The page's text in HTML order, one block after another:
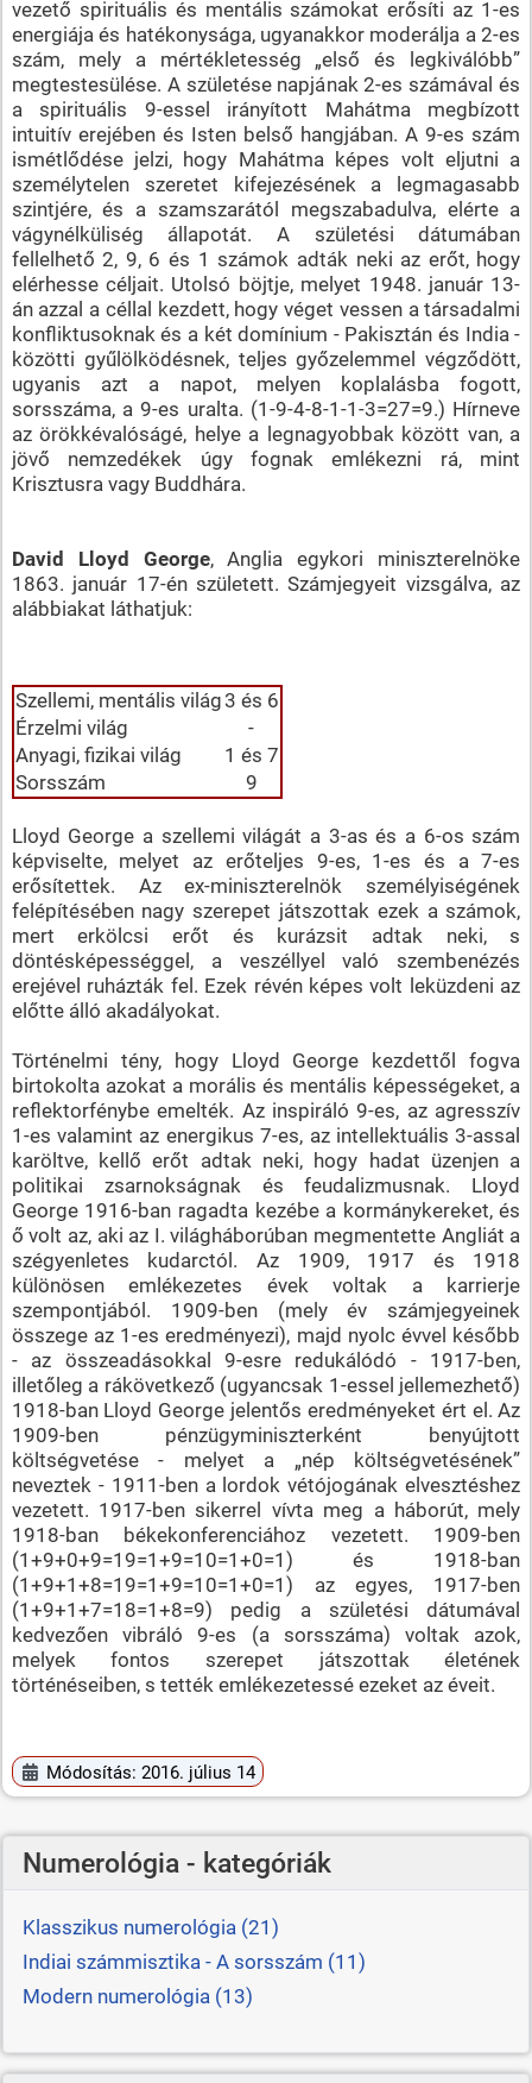
vezető spirituális és mentális számokat erősíti az 1-es
energiája és hatékonysága, ugyanakkor moderálja a 2-es
szám, mely a mértékletesség „első és legkiválóbb”
megtestesülése. A születése napjának 2-es számával és
a spirituális 9-essel irányított Mahátma megbízott
intuitív erejében és Isten belső hangjában. A 9-es szám
ismétlődése jelzi, hogy Mahátma képes volt eljutni a
személytelen szeretet kifejezésének a legmagasabb
szintjére, és a szamszarától megszabadulva, elérte a
vágynélküliség állapotát. A születési dátumában
fellelhető 2, 9, 6 és 1 számok adták neki az erőt, hogy
elérhesse céljait. Utolsó böjtje, melyet 1948. január 13-
án azzal a céllal kezdett, hogy véget vessen a társadalmi
konfliktusoknak és a két domínium - Pakisztán és India -
közötti gyűlölködésnek, teljes győzelemmel végződött,
ugyanis azt a napot, melyen koplalásba fogott,
sorsszáma, a 9-es uralta. (1-9-4-8-1-1-3=27=9.) Hírneve
az örökkévalóságé, helye a legnagyobbak között van, a
jövő nemzedékek úgy fognak emlékezni rá, mint
Krisztusra vagy Buddhára.
David Lloyd George, Anglia egykori miniszterelnöke
1863. január 17-én született. Számjegyeit vizsgálva, az
alábbiakat láthatjuk:
Szellemi, mentális világ 3 és 6
Érzelmi világ
-
Anyagi, fizikai világ
1 és 7
Sorsszám
9
Lloyd George a szellemi világát a 3-as és a 6-os szám
képviselte, melyet az erőteljes 9-es, 1-es és a 7-es
erősítettek. Az ex-miniszterelnök személyiségének
felépítésében nagy szerepet játszottak ezek a számok,
mert erkölcsi erőt és kurázsit adtak neki, s
döntésképességgel, a veszéllyel való szembenézés
erejével ruházták fel. Ezek révén képes volt leküzdeni az
előtte álló akadályokat.
Történelmi tény, hogy Lloyd George kezdettől fogva
birtokolta azokat a morális és mentális képességeket, a
reflektorfénybe emelték. Az inspiráló 9-es, az agresszív
1-es valamint az energikus 7-es, az intellektuális 3-assal
karöltve, kellő erőt adtak neki, hogy hadat üzenjen a
politikai zsarnokságnak és feudalizmusnak. Lloyd
George 1916-ban ragadta kezébe a kormánykereket, és
ő volt az, aki az I. világháborúban megmentette Angliát a
szégyenletes kudarctól. Az 1909, 1917 és 1918
különösen emlékezetes évek voltak a karrierje
szempontjából. 1909-ben (mely év számjegyeinek
összege az 1-es eredményezi), majd nyolc évvel később
- az összeadásokkal 9-esre redukálódó - 1917-ben,
illetőleg a rákövetkező (ugyancsak 1-essel jellemezhető)
1918-ban Lloyd George jelentős eredményeket ért el. Az
1909-ben pénzügyminiszterként benyújtott
költségvetése - melyet a „nép költségvetésének”
neveztek - 1911-ben a lordok vétójogának elvesztéshez
vezetett. 1917-ben sikerrel vívta meg a háborút, mely
1918-ban békekonferenciához vezetett. 1909-ben
(1+9+0+9=19=1+9=10=1+0=1) és 1918-ban
(1+9+1+8=19=1+9=10=1+0=1) az egyes, 1917-ben
(1+9+1+7=18=1+8=9) pedig a születési dátumával
kedvezően vibráló 9-es (a sorsszáma) voltak azok,
melyek fontos szerepet játszottak életének
történéseiben, s tették emlékezetessé ezeket az éveit.
Módosítás: 2016. július 14
Numerológia - kategóriák
Klasszikus numerológia (21)
Indiai számmisztika - A sorsszám (11)
Modern numerológia (13)